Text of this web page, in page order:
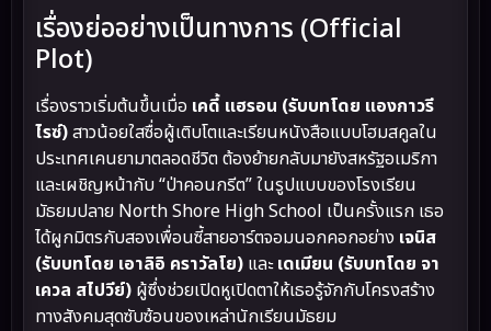
เรื่องย่ออย่างเป็นทางการ (Official
Plot)
เรื่องราวเริ่มต้นขึ้นเมื่อ เคดี้ แฮรอน (รับบทโดย แองกาวรี
ไรซ์)สาวน้อยใสซื่อผู้เติบโตและเรียนหนังสือแบบโฮมสคูลใน
ประเทศเคนยามาตลอดชีวิต ต้องย้ายกลับมายังสหรัฐอเมริกา
และเผชิญหน้ากับ “ป่าคอนกรีต” ในรูปแบบของโรงเรียน
มัธยมปลาย North Shore High School เป็นครั้งแรก เธอ
ได้ผูกมิตรกับสองเพื่อนซี้สายอาร์ตจอมนอกคอกอย่าง เจนิส
(รับบทโดย เอาลิอิ คราวัลโย) และเดเมียน (รับบทโดย จา
เควล สไปวีย์) ผู้ซึ่งช่วยเปิดหูเปิดตาให้เธอรู้จักกับโครงสร้าง
ทางสังคมสุดซับซ้อนของเหล่านักเรียนมัธยม